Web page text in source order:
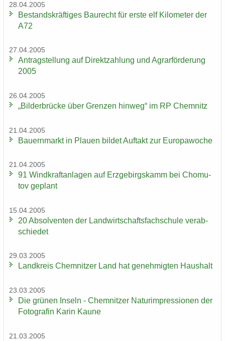
28.04.2005
Be­stands­kräf­ti­ges Bau­recht für erste elf Ki­lo­me­ter der
A72
27.04.2005
An­trag­stel­lung auf Di­rekt­zah­lung und Agrar­för­de­rung
2005
26.04.2005
„Bil­der­brü­cke über Gren­zen hin­weg“ im RP Chem­nitz
21.04.2005
Bau­ern­markt in Plau­en bil­det Auf­takt zur Eu­ro­pa­wo­che
21.04.2005
91 Wind­kraft­an­la­gen auf Erz­ge­birgs­kamm bei Chomu­
tov ge­plant
15.04.2005
20 Ab­sol­ven­ten der Land­wirt­schafts­fach­schu­le ver­ab­
schie­det
29.03.2005
Land­kreis Chem­nit­zer Land hat ge­neh­mig­ten Haus­halt
23.03.2005
Die grü­nen In­seln - Chem­nit­zer Na­turim­pres­sio­nen der
Fo­to­gra­fin Karin Kaune
21.03.2005